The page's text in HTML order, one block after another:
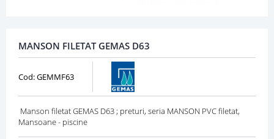
MANSON FILETAT GEMAS D63
Cod: GEMMF63
Manson filetat GEMAS D63 ; preturi, seria MANSON PVC filetat,
Mansoane - piscine